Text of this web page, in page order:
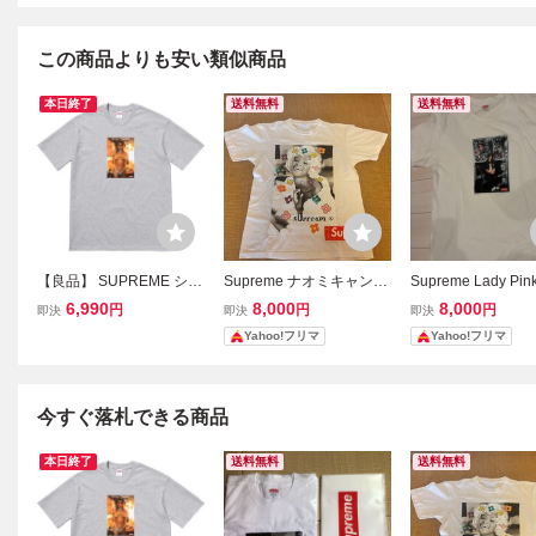
この商品よりも安い類似商品
本日終了
【良品】 SUPREME シュ
プリーム KIM IN RHINES
即決 6,990円
送料無料
Supreme ナオミキャン
ベ Tシャツ ホワイト S
サイズ
即決 8,000円
Yahoo!フリマ
送料無料
Supreme Lady
即決 8,000円
Yahoo!フリマ
今すぐ落札できる商品
本日終了 送料無料 送料無料